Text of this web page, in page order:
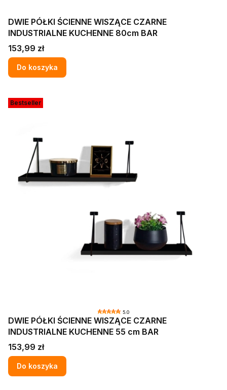
DWIE PÓŁKI ŚCIENNE WISZĄCE CZARNE
INDUSTRIALNE KUCHENNE 80cm BAR
Cena
153,99 zł
Do koszyka
Bestseller
5.0
DWIE PÓŁKI ŚCIENNE WISZĄCE CZARNE
INDUSTRIALNE KUCHENNE 55 cm BAR
Cena
153,99 zł
Do koszyka